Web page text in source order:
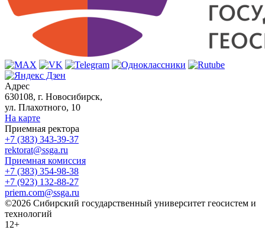
Адрес
630108, г. Новосибирск,
ул. Плахотного, 10
На карте
Приемная ректора
+7 (383) 343-39-37
rektorat@ssga.ru
Приемная комиссия
+7 (383) 354-98-38
+7 (923) 132-88-27
priem.com@ssga.ru
©2026 Сибирский государственный университет геосистем и
технологий
12+